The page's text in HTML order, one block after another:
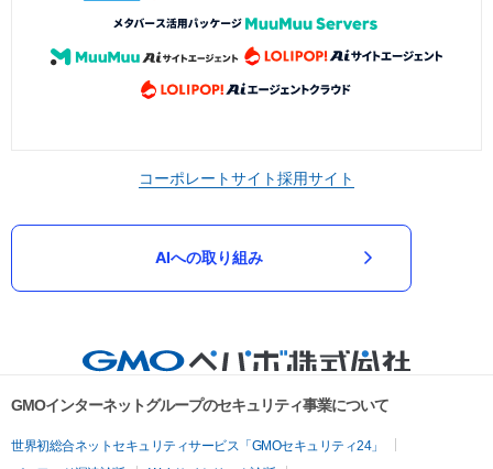
コーポレートサイト採用サイト
AIへの取り組み
GMOインターネットグループのセキュリティ事業について
世界初総合ネットセキュリティサービス「GMOセキュリティ24」